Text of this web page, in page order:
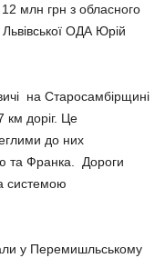
млн грн з обласного
ОДА Юрій
на Старосамбірщині
км доріг. Це
до них
та Франка. Дороги
системою
у Перемишльському